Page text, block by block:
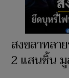
สงขลาทลา
2 แสนชิ้น